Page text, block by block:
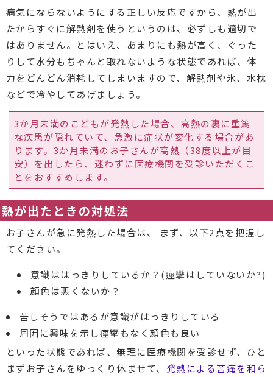
病気にならないようにする正しい反応ですから、熱が出
たからすぐに解熱剤を使うというのは、必ずしも適切で
はありません。とはいえ、あまりにも熱が高く、ぐった
りして水分もちゃんと取れないような状態であれば、体
力をどんどん消耗してしまいますので、解熱剤や氷、水枕
などで冷やしてあげましょう。
3か月未満のこどもが発熱した場合、高熱の裏に重篤
な疾患が隠れていて、急激に症状が変化する場合があ
ります。3か月未満のお子さんが高熱（38度以上が目
安）を出したら、迷わずに医療機関を受診いただくこ
とをおすすめします。
熱が出たときの対処法
お子さんが急に発熱した場合は、 まず、以下2点を把握し
てください。
意識ははっきりしているか？(痙攣はしていないか?)
顔色は悪くないか？
苦しそうではあるが意識がはっきりしている
周囲に興味を示し痙攣もなく顔色も良い
といった状態であれば、無理に医療機関を受診せず、ひと
まずお子さんをゆっくり休ませて、 発熱による苦痛を和ら